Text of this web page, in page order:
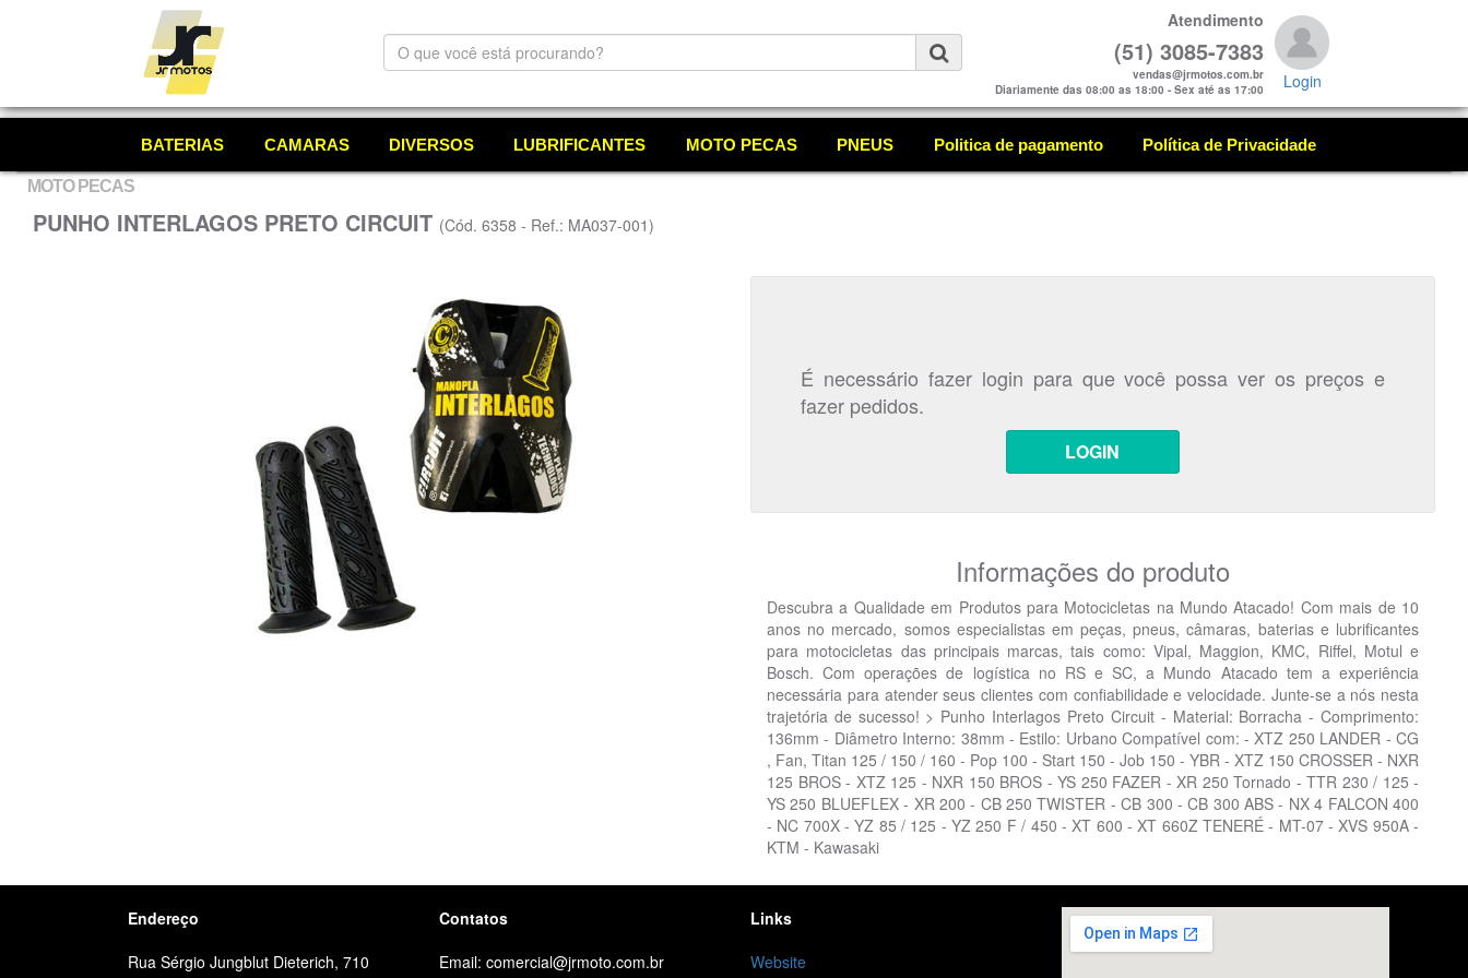
O
que
está
Atendimento
(51) 3085-7383
vendas@jrmotos.com.br
Diariamente das 08:00 as 18:00 - Sex até as 17:00
Login
BATERIAS CAMARAS DIVERSOS LUBRIFICANTES MOTO PECAS PNEUS Politica de pagamento Política de Privacidade
MOTO PECAS
PUNHO INTERLAGOS PRETO CIRCUIT (Cód. 6358 - Ref.: MA037-001)
É necessário fazer login para que você possa ver os preços e
fazer pedidos.
LOGIN
Informações do produto
Descubra a Qualidade em Produtos para Motocicletas na Mundo Atacado! Com mais de 10
anos no mercado, somos especialistas em peças, pneus, câmaras, baterias e lubrificantes
para motocicletas das principais marcas, tais como: Vipal, Maggion, KMC, Riffel, Motul e
Bosch. Com operações de logística no RS e SC, a Mundo Atacado tem a experiência
necessária para atender seus clientes com confiabilidade e velocidade. Junte-se a nós nesta
trajetória de sucesso! > Punho Interlagos Preto Circuit - Material: Borracha - Comprimento:
136mm - Diâmetro Interno: 38mm - Estilo: Urbano Compatível com: - XTZ 250 LANDER - CG
, Fan, Titan 125 / 150 / 160 - Pop 100 - Start 150 - Job 150 - YBR - XTZ 150 CROSSER - NXR
125 BROS - XTZ 125 - NXR 150 BROS - YS 250 FAZER - XR 250 Tornado - TTR 230 / 125 -
YS 250 BLUEFLEX - XR 200 - CB 250 TWISTER - CB 300 - CB 300 ABS - NX 4 FALCON 400
- NC 700X - YZ 85 / 125 - YZ 250 F / 450 - XT 600 - XT 660Z TENERÉ - MT-07 - XVS 950A -
KTM - Kawasaki
Endereço
Rua Sérgio Jungblut Dieterich, 710
Contatos
Email: comercial@jrmoto.com.br
Links
Website